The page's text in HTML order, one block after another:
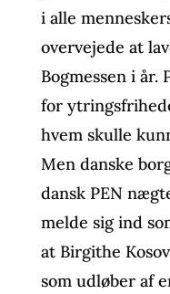
i alle
overvejede at
Bogmessen i
for
hvem skulle
Men danske
dansk PEN
melde sig ind
at Birgithe
som udløber af